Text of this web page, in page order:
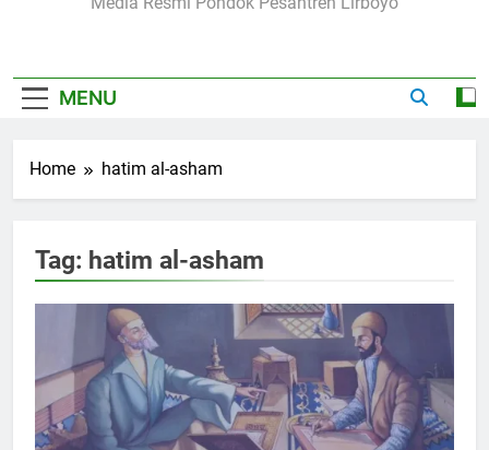
MENU
Home hatim al-asham
Tag: hatim al-asham